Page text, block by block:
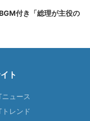
付き「総理が主役の
ト
ュース
レンド